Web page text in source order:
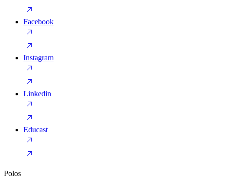
Facebook
Instagram
Linkedin
Educast
Polos